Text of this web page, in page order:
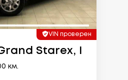
VIN проверен
Starex, I
км.